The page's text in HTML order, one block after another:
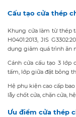
Cấu tạo cửa thép
Khung cửa làm từ thép
H0401:2013, JIS
dụng giảm quá trình ăn
Cánh cửa cấu tạo 3 lớp
tấm, lớp giữa đặt bông
Hệ phụ kiện cao cấp
lẫy chốt cửa, chặn cửa,
Ưu điểm cửa thép